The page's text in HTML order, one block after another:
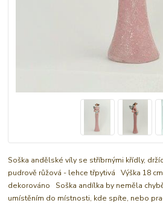
Soška andělské víly se stříbrnými křídly,
pudrově růžová - lehce třpytivá Výška 18
dekorováno Soška andílka by neměla
umístěním do místnosti, kde spíte, nebo